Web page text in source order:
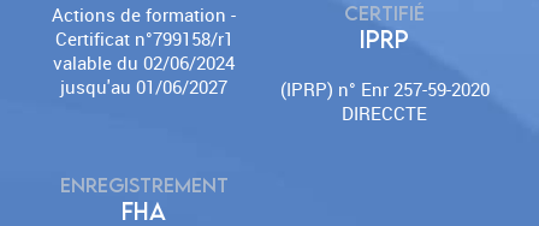
Actions de formation -
Certificat n°799158/r1
valable du 02/06/2024
jusqu'au 01/06/2027
CERTIFIÉ
IPRP
(IPRP) n° Enr 257-59-2020
DIRECCTE
ENREGISTREMENT
FHA